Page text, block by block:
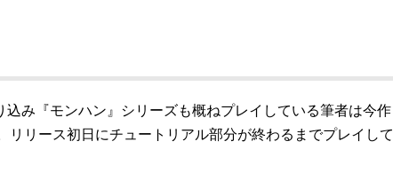
込み『モンハン』シリーズも概ねプレイしている筆者は今作
リリース初日にチュートリアル部分が終わるまでプレイして